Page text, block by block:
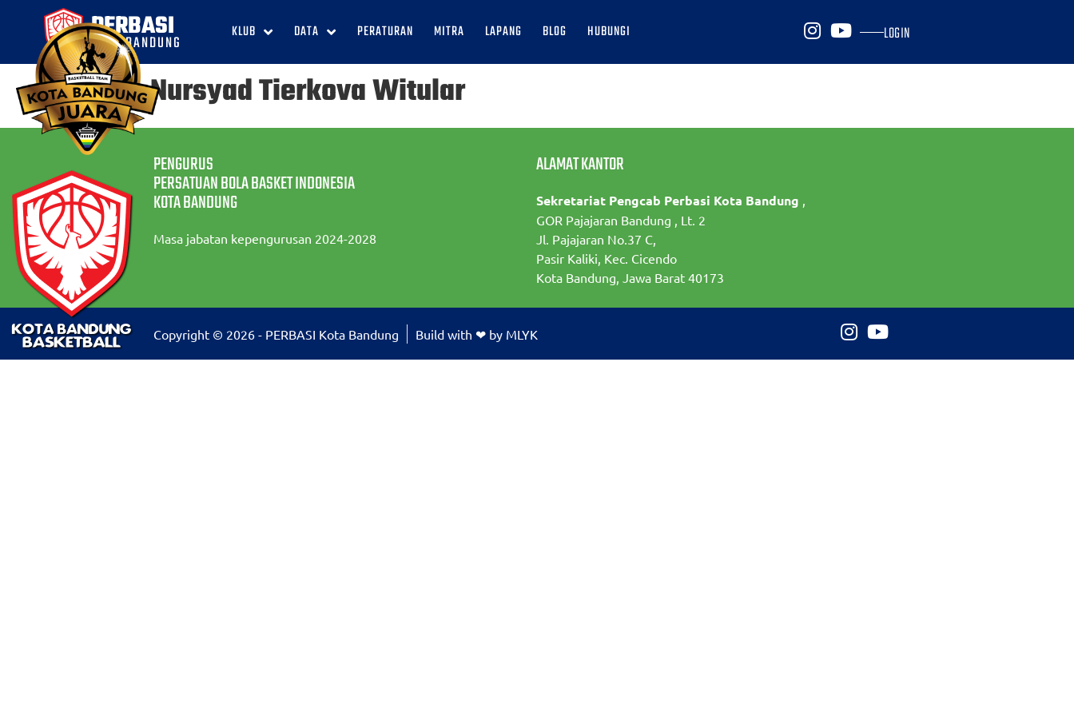
PERBASI
KOTA BANDUNG KLUB DATA PERATURAN MITRA LAPANG BLOG HUBUNGI LOGIN
Kyan Nursyad Tierkova Witular
PENGURUS
PERSATUAN BOLA BASKET INDONESIA
KOTA BANDUNG
Masa jabatan kepengurusan 2024-2028
ALAMAT KANTOR
Sekretariat Pengcab Perbasi Kota Bandung ,
GOR Pajajaran Bandung , Lt. 2
Jl. Pajajaran No.37 C,
Pasir Kaliki, Kec. Cicendo
Kota Bandung, Jawa Barat 40173
Copyright © 2026 - PERBASI Kota Bandung Build with ❤ by MLYK